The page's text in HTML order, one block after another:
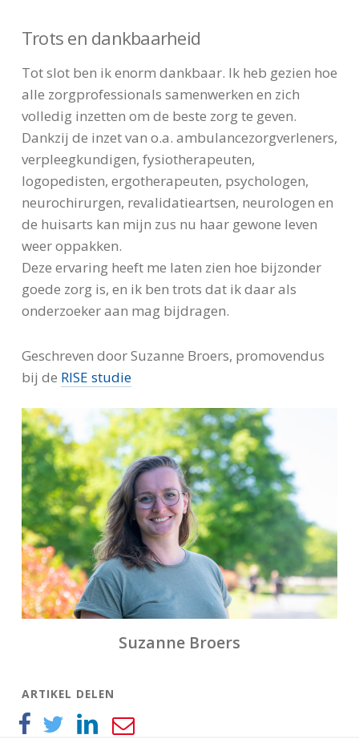
Trots en dankbaarheid
Tot slot ben ik enorm dankbaar. Ik heb gezien hoe
alle zorgprofessionals samenwerken en zich
volledig inzetten om de beste zorg te geven.
Dankzij de inzet van o.a. ambulancezorgverleners,
verpleegkundigen, fysiotherapeuten,
logopedisten, ergotherapeuten, psychologen,
neurochirurgen, revalidatieartsen, neurologen en
de huisarts kan mijn zus nu haar gewone leven
weer oppakken.
Deze ervaring heeft me laten zien hoe bijzonder
goede zorg is, en ik ben trots dat ik daar als
onderzoeker aan mag bijdragen.
Geschreven door Suzanne Broers, promovendus
bij de RISE studie
Suzanne Broers
ARTIKEL DELEN